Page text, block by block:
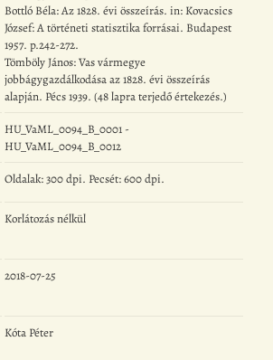
Bottló Béla: Az 1828. évi összeírás. in: Kovacsics
József: A történeti statisztika forrásai. Budapest
1957. p.242-272.
Tömböly János: Vas vármegye
jobbágygazdálkodása az 1828. évi összeírás
alapján. Pécs 1939. (48 lapra terjedő értekezés.)
HU_VaML_0094_B_0001 -
HU_VaML_0094_B_0012
Oldalak: 300 dpi. Pecsét: 600 dpi.
Korlátozás nélkül
2018-07-25
Kóta Péter